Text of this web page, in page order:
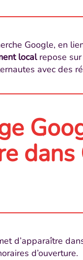
Google, en
localrepose
avec des
d’apparaître
d’ouverture.